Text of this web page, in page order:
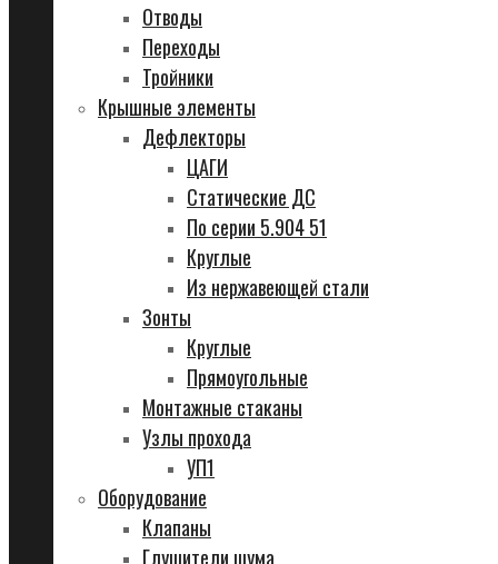
Отводы
Переходы
Тройники
Крышные элементы
Дефлекторы
ЦАГИ
Статические ДС
По серии 5.904 51
Круглые
Из нержавеющей стали
Зонты
Круглые
Прямоугольные
Монтажные стаканы
Узлы прохода
УП1
Оборудование
Клапаны
Глушители шума